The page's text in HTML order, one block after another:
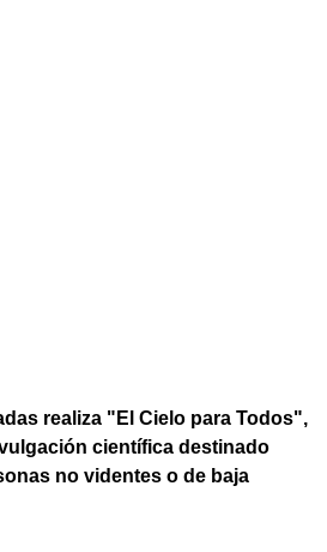
realiza "El Cielo para Todos",
científica destinado
no videntes o de baja